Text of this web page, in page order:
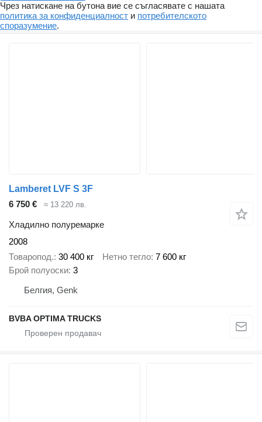
Чрез натискане на бутона вие се съгласявате с нашата
политика за конфиденциалност и потребителското
споразумение.
Lamberet LVF S 3F
6 750 €
≈ 13 220 лв.
Хладилно полуремарке
2008
Товаропод. 30 400 кг Нетно тегло 7 600 кг
Брой полуоски 3
Белгия, Genk
BVBA OPTIMA TRUCKS